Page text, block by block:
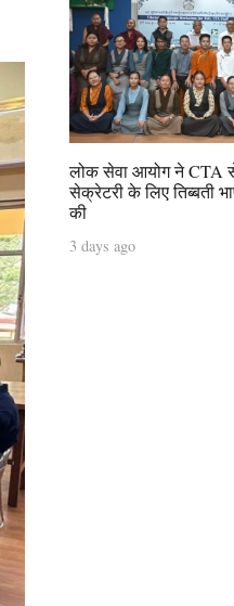
लोक सेवा आयोग ने
सेक्रेटरी के लिए तिब्बती
की
3 days ago